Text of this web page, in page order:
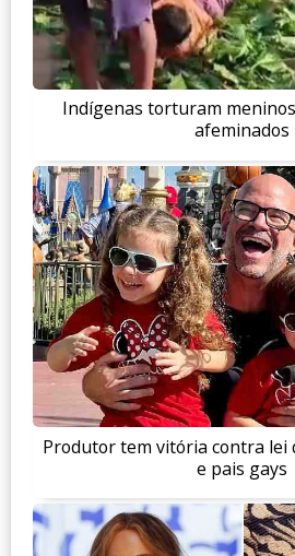
Indígenas torturam
afeminados
Produtor tem vitória contra lei
e pais gays